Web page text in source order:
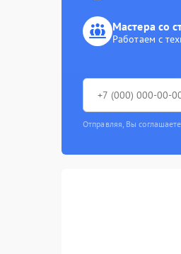
Мастера со
Работаем с
Отправляя, Вы